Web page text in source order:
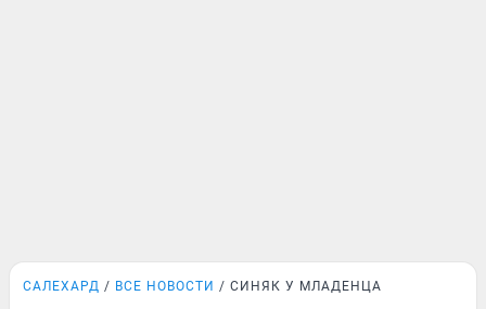
САЛЕХАРД ВСЕ НОВОСТИ СИНЯК У МЛАДЕНЦА